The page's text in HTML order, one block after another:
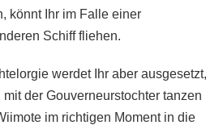
könnt Ihr im Falle einer
Schiff fliehen.
werdet Ihr aber ausgesetzt,
der Gouverneurstochter tanzen
im richtigen Moment in die